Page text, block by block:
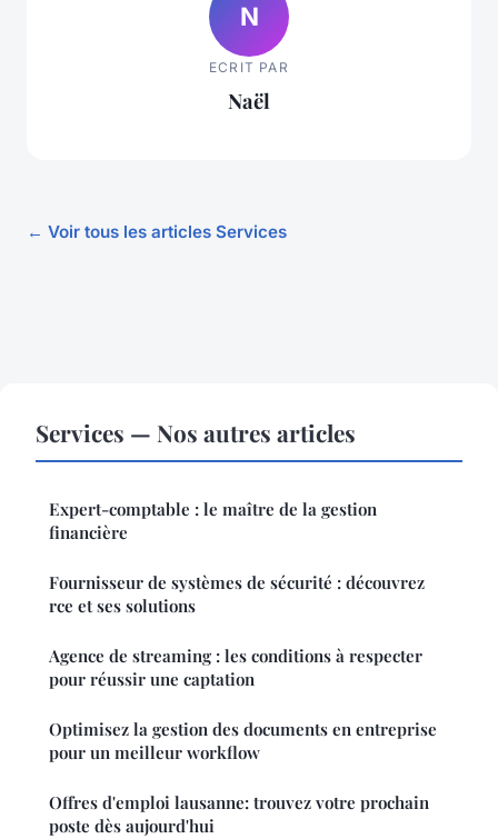
N
ECRIT PAR
Naël
← Voir tous les articles Services
Services — Nos autres articles
Expert-comptable : le maître de la gestion
financière
Fournisseur de systèmes de sécurité : découvrez
rce et ses solutions
Agence de streaming : les conditions à respecter
pour réussir une captation
Optimisez la gestion des documents en entreprise
pour un meilleur workflow
Offres d'emploi lausanne: trouvez votre prochain
poste dès aujourd'hui